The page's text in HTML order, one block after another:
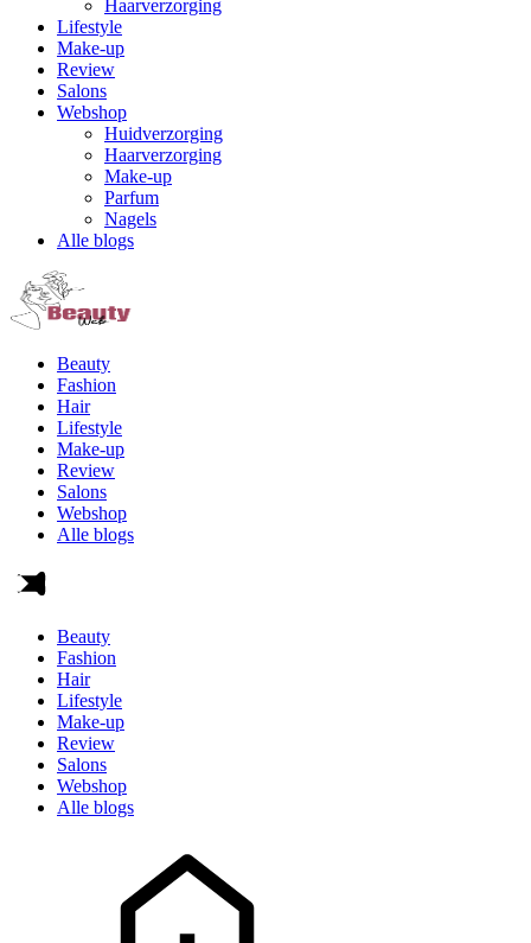
Haarverzorging
Lifestyle
Make-up
Review
Salons
Webshop
Huidverzorging
Haarverzorging
Make-up
Parfum
Nagels
Alle blogs
Beauty
Fashion
Hair
Lifestyle
Make-up
Review
Salons
Webshop
Alle blogs
Beauty
Fashion
Hair
Lifestyle
Make-up
Review
Salons
Webshop
Alle blogs